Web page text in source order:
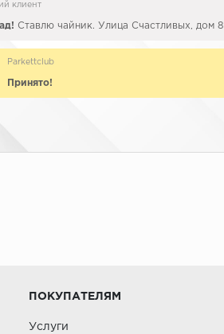
клиент
Ставлю чайник. Улица Счастливых, дом 8
Parkettclub
Принято!
ПОКУПАТЕЛЯМ
Услуги